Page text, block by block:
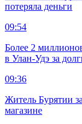
потеряла деньги
09:54
Более 2
в Улан-Удэ за
09:36
Житель Бурятии
магазине